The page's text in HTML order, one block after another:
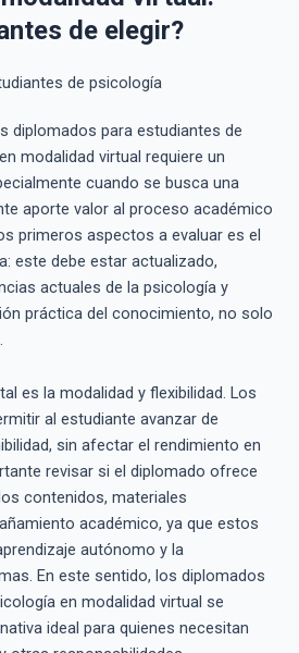
de elegir?
diplomados para estudiantes de
modalidad virtual requiere un
cuando se busca una
aporte valor al proceso académico
primeros aspectos a evaluar es el
este debe estar actualizado,
actuales de la psicología y
práctica del conocimiento, no solo
es la modalidad y flexibilidad. Los
al estudiante avanzar de
sin afectar el rendimiento en
revisar si el diplomado ofrece
contenidos, materiales
académico, ya que estos
autónomo y la
En este sentido, los diplomados
en modalidad virtual se
ideal para quienes necesitan